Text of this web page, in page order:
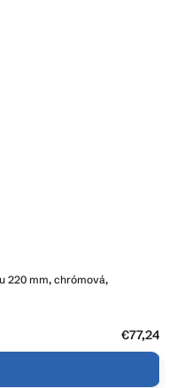
220 mm, chrómová,
€77,24